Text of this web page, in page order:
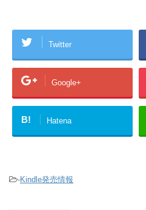
Twitter
Google+
B! Hatena
-Kindle発売情報